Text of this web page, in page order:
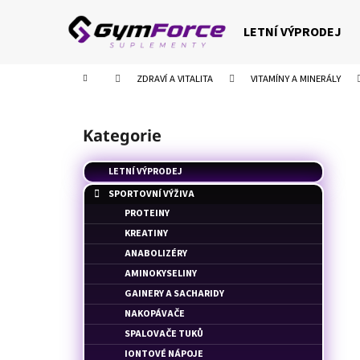
LETNÍ VÝPRODEJ
Domů ZDRAVÍ A VITALITA VITAMÍNY A MINERÁLY
Přeskočit
kategorie
Kategorie
LETNÍ VÝPRODEJ
SPORTOVNÍ VÝŽIVA
PROTEINY
KREATINY
ANABOLIZÉRY
AMINOKYSELINY
GAINERY A SACHARIDY
NAKOPÁVAČE
SPALOVAČE TUKŮ
IONTOVÉ NÁPOJE
Zpět
Zpět